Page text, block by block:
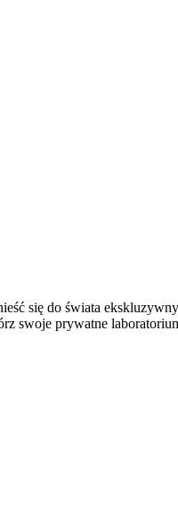
się do świata
swoje prywatne